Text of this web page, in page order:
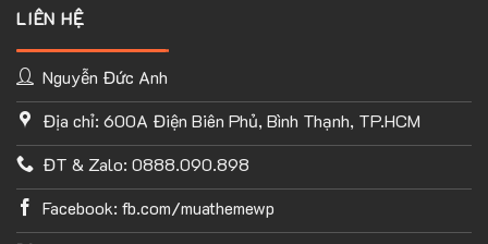
TÙY CHỈNH WEBSITE THEO PHONG CÁCH CỦA BẠN
Với thư viện ứng dụng khổng lồ và UX Builder, bạn có thể tự
tay thiết kế website của mình tùy ý mà không cần đến khả
năng coding. Chỉ cần hình dung ra ý tưởng của mình và
LIÊN HỆ
Nguyễn Đức Anh
Địa chỉ: 600A Điện Biên Phủ, Bình Thạnh, TP.HCM
ĐT & Zalo: 0888.090.898
Facebook: fb.com/muathemewp